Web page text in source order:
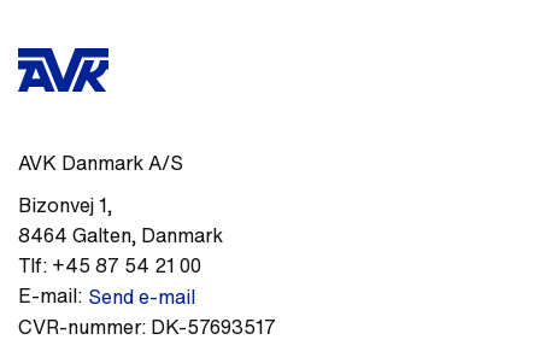
AVK Danmark A/S
Bizonvej 1,
8464 Galten, Danmark
Tlf: +45 87 54 21 00
E-mail: Send e-mail
CVR-nummer: DK-57693517